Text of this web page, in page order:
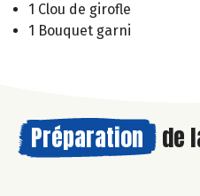
1 Clou de girofle
1 Bouquet garni
Préparation de